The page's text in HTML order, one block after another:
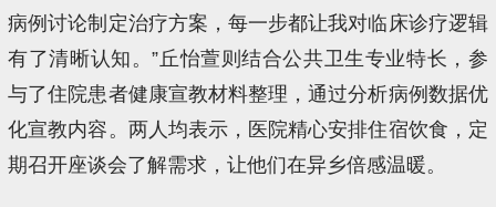
病例讨论制定治疗方案，每一步都让我对临床诊疗逻辑
有了清晰认知。”丘怡萱则结合公共卫生专业特长，参
与了住院患者健康宣教材料整理，通过分析病例数据优
化宣教内容。两人均表示，医院精心安排住宿饮食，定
期召开座谈会了解需求，让他们在异乡倍感温暖。